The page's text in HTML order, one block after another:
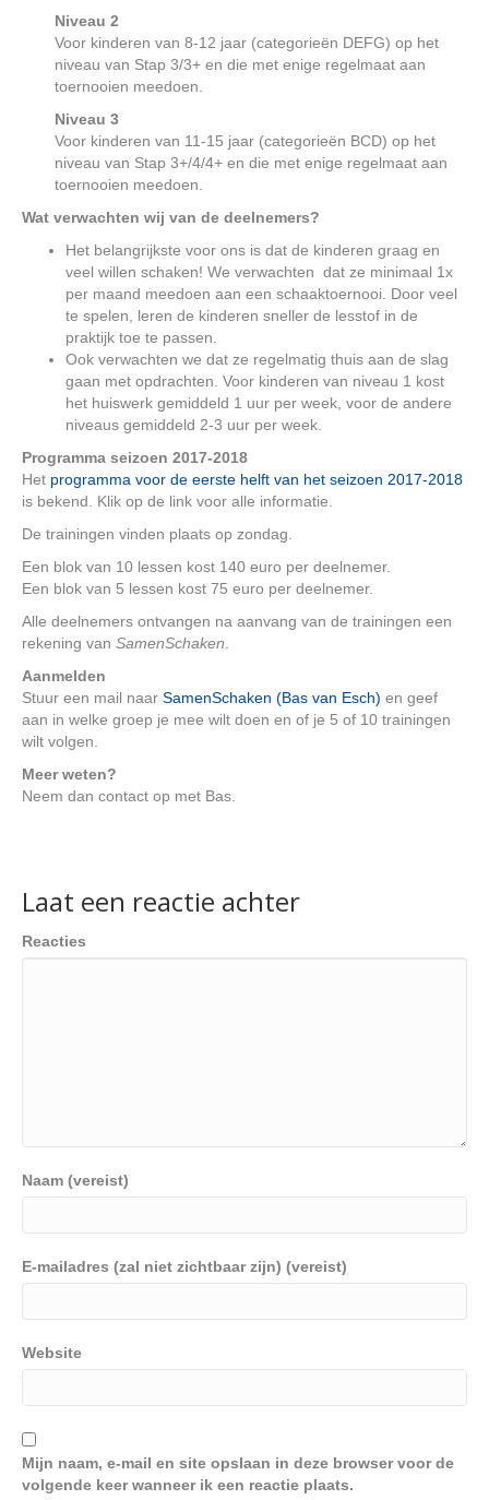
Niveau 2
Voor kinderen van 8-12 jaar (categorieën DEFG) op het
niveau van Stap 3/3+ en die met enige regelmaat aan
toernooien meedoen.
Niveau 3
Voor kinderen van 11-15 jaar (categorieën BCD) op het
niveau van Stap 3+/4/4+ en die met enige regelmaat aan
toernooien meedoen.
Wat verwachten wij van de deelnemers?
Het belangrijkste voor ons is dat de kinderen graag en
veel willen schaken! We verwachten dat ze minimaal 1x
per maand meedoen aan een schaaktoernooi. Door veel
te spelen, leren de kinderen sneller de lesstof in de
praktijk toe te passen.
Ook verwachten we dat ze regelmatig thuis aan de slag
gaan met opdrachten. Voor kinderen van niveau 1 kost
het huiswerk gemiddeld 1 uur per week, voor de andere
niveaus gemiddeld 2-3 uur per week.
Programma seizoen 2017-2018
Het programma voor de eerste helft van het seizoen 2017-2018
is bekend. Klik op de link voor alle informatie.
De trainingen vinden plaats op zondag.
Een blok van 10 lessen kost 140 euro per deelnemer.
Een blok van 5 lessen kost 75 euro per deelnemer.
Alle deelnemers ontvangen na aanvang van de trainingen een
rekening van SamenSchaken
Aanmelden
Stuur een mail naar SamenSchaken (Bas van Esch) en geef
aan in welke groep je mee wilt doen en of je 5 of 10 trainingen
wilt volgen.
Meer weten?
Neem dan contact op met Bas.
Laat een reactie achter
Reacties
Naam (vereist)
E-mailadres (zal niet zichtbaar zijn) (vereist)
Website
Mijn naam, e-mail en site opslaan in deze browser voor de
volgende keer wanneer ik een reactie plaats.